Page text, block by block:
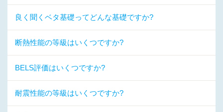
良く聞くベタ基礎ってどんな基礎ですか?
断熱性能の等級はいくつですか?
BELS評価はいくつですか?
耐震性能の等級はいくつですか?